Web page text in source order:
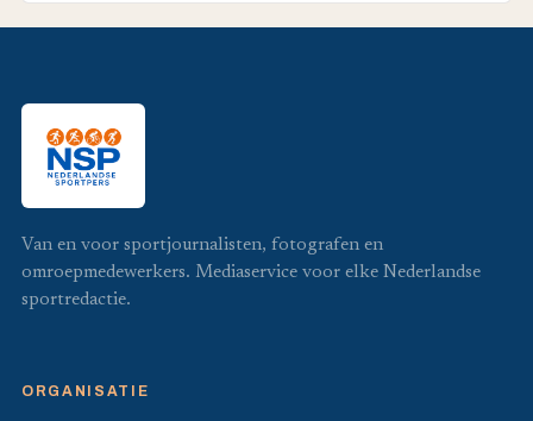
Van en voor sportjournalisten, fotografen en
omroepmedewerkers. Mediaservice voor elke Nederlandse
sportredactie.
ORGANISATIE